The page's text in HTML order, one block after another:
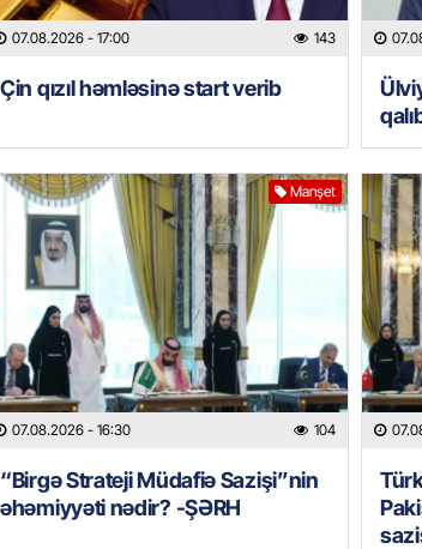
07.08.2026 - 17:00 143
Çin qızıl həmləsinə start verib
Manşet
07.08.2026 - 16:30 104
“Birgə Strateji Müdafiə Sazişi”nin
əhəmiyyəti nədir? -ŞƏRH